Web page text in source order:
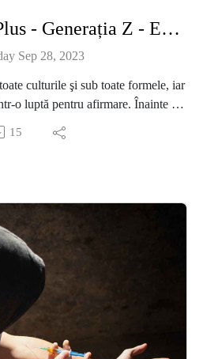
Podcast Euranet Plus - Generația Z - Episodul 30 - Muzica. Impactul transformărilor digitale asupra tinerilor muzicieni
Sep 28, 2023
culturile şi sub toate formele, iar
o luptă pentru afirmare. Înainte de
ghidaţi de vise mari se luptau pe
avea şansa să performeze sau se
la început de drum au la
de instrumente pentru a se face
propriilor locuinţe pot lansa piese
pe scena globală.
artist în zilele noastre?”, „Cum se
în era digitală?”, „Ce face UE
european?” şi „Cine îi ajută pe
15